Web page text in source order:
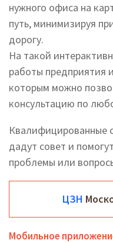
нужного офиса на
путь, минимизируя
дорогу.
На такой
работы предприятия
которым можно
консультацию по
Квалифицированные
дадут совет и
проблемы или
ЦЗН
Мобильное